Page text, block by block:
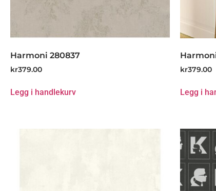
Harmoni 280837
kr379.00
Legg i handlekurv
kr379.00
Legg i